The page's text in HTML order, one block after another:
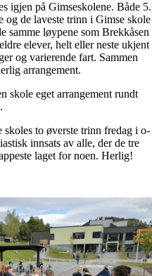
igjen på Gimseskolene. Både
de laveste trinn i Gimse skole
samme løypene som Brekkåsen
elever, helt eller neste ukjent
og varierende fart. Sammen
arrangement.
skole eget arrangement rundt
to øverste trinn fredag i o-
innsats av alle, der de tre
laget for noen. Herlig!